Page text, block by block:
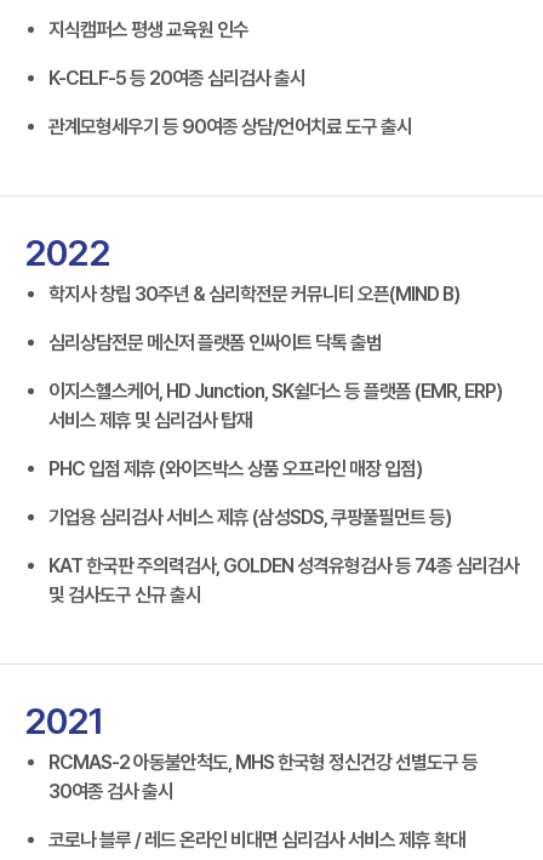
지식캠퍼스 평생 교육원 인수
K-CELF-5 등 20여종 심리검사 출시
관계모형세우기 등 90여종 상담/언어치료 도구 출시
2022
학지사 창립 30주년 & 심리학전문 커뮤니티 오픈(MIND B)
심리상담전문 메신저 플랫폼 인싸이트 닥톡 출범
이지스헬스케어, HD Junction, SK쉴더스 등 플랫폼 (EMR, ERP)
서비스 제휴 및 심리검사 탑재
PHC 입점 제휴 (와이즈박스 상품 오프라인 매장 입점)
기업용 심리검사 서비스 제휴 (삼성SDS, 쿠팡풀필먼트 등)
KAT 한국판 주의력검사, GOLDEN 성격유형검사 등 74종 심리검사
및 검사도구 신규 출시
2021
RCMAS-2 아동불안척도, MHS 한국형 정신건강 선별도구 등
30여종 검사 출시
코로나 블루 / 레드 온라인 비대면 심리검사 서비스 제휴 확대